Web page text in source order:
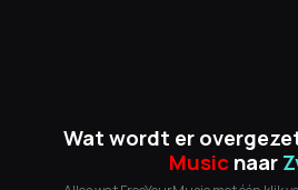
Wat wordt er
Musicnaar